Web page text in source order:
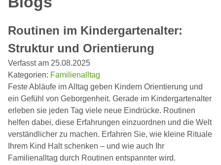
Routinen im Kindergartenalter:
Struktur und Orientierung
Verfasst am 25.08.2025
Kategorien: Familienalltag
Feste Abläufe im Alltag geben Kindern Orientierung und
ein Gefühl von Geborgenheit. Gerade im Kindergartenalter
erleben sie jeden Tag viele neue Eindrücke. Routinen
helfen dabei, diese Erfahrungen einzuordnen und die Welt
verständlicher zu machen. Erfahren Sie, wie kleine Rituale
Ihrem Kind Halt schenken – und wie auch Ihr
Familienalltag durch Routinen entspannter wird.